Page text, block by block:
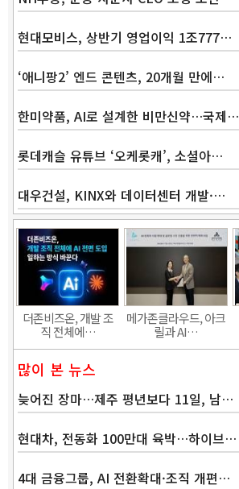
현대모비스, 상반기 영업이익 1조777…
‘애니팡2’ 엔드 콘텐츠, 20개월 만에…
한미약품, AI로 설계한 비만신약…국제…
롯데캐슬 유튜브 ‘오케롯캐’, 소셜아…
대우건설, KINX와 데이터센터 개발·…
더존비즈온, 개발 조
직 전체에…
메가존클라우드, 아크
릴과 AI…
많이 본 뉴스
늦어진 장마…제주 평년보다 11일, 남…
현대차, 전동화 100만대 육박…하이브…
4대 금융그룹, AI 전환확대·조직 개편…